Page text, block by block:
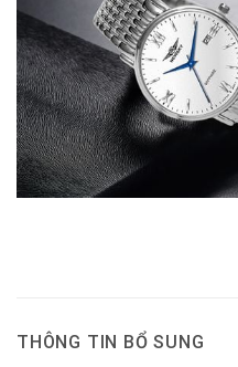
THÔNG TIN BỔ SUNG